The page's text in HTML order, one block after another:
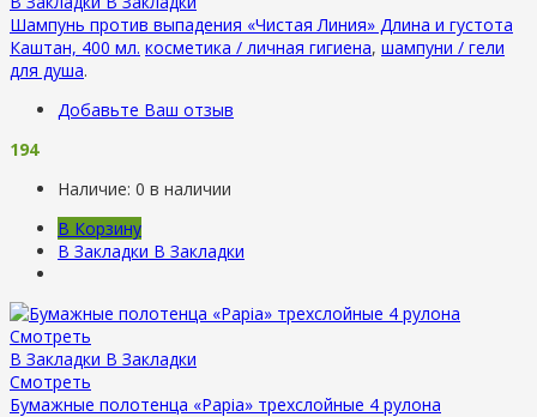
Шампунь против выпадения «Чистая Линия» Длина и густота
Каштан, 400 мл. косметика / личная гигиена, шампуни / гели
для душа.
Добавьте Ваш отзыв
194
Наличие: 0 в наличии
В Корзину
В Закладки В Закладки
Смотреть
В Закладки В Закладки
Смотреть
Бумажные полотенца «Papia» трехслойные 4 рулона